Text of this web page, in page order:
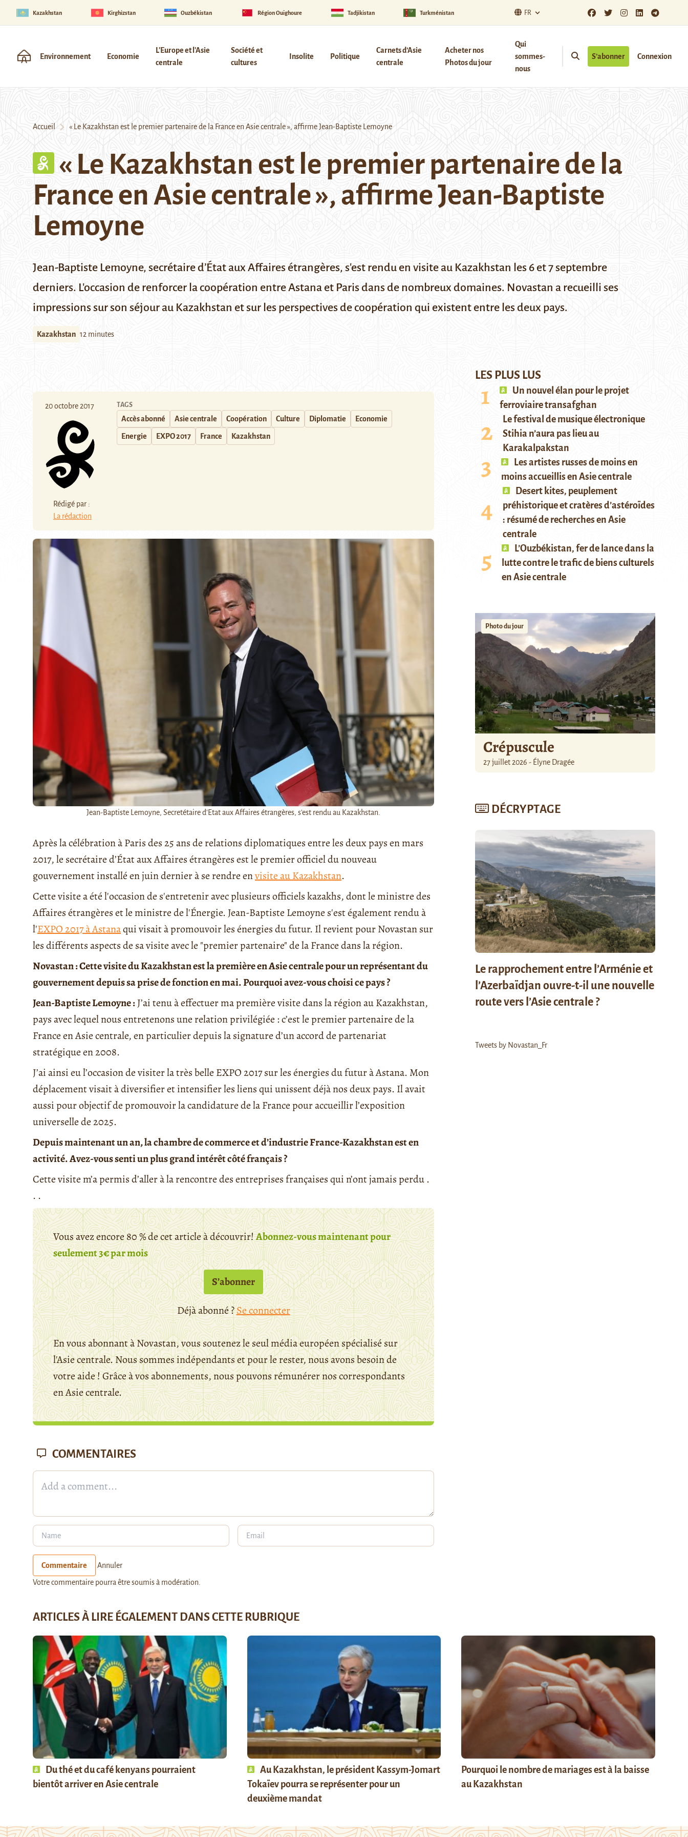
Kazakhstan Kirghizstan Ouzbékistan Région Ouïghoure Tadjikistan Turkménistan FR
Environnement Economie
L'Europe et l'Asie
centrale
Société et
cultures
Insolite Politique
Carnets d’Asie
centrale
Acheter nos
Photos du jour
Qui
sommes-
nous
S’abonner Connexion
Accueil « Le Kazakhstan est le premier partenaire de la France en Asie centrale », affirme Jean-Baptiste Lemoyne
« Le Kazakhstan est le premier partenaire de la
France en Asie centrale », affirme Jean-Baptiste
Lemoyne
Jean-Baptiste Lemoyne, secrétaire d’État aux Affaires étrangères, s'est rendu en visite au Kazakhstan les 6 et 7 septembre
derniers. L'occasion de renforcer la coopération entre Astana et Paris dans de nombreux domaines. Novastan a recueilli ses
impressions sur son séjour au Kazakhstan et sur les perspectives de coopération qui existent entre les deux pays.
Kazakhstan 12 minutes
20 octobre 2017
Rédigé par :
La rédaction
TAGS
Accès abonné Asie centrale Coopération Culture Diplomatie Economie
Energie EXPO 2017 France Kazakhstan
Jean-Baptiste Lemoyne, Secretétaire d'Etat aux Affaires étrangères, s'est rendu au Kazakhstan.
Après la célébration à Paris des 25 ans de relations diplomatiques entre les deux pays en mars
2017, le secrétaire d’État aux Affaires étrangères est le premier officiel du nouveau
gouvernement installé en juin dernier à se rendre envisite au Kazakhstan.
Cette visite a été l'occasion de s'entretenir avec plusieurs officiels kazakhs, dont le ministre des
Affaires étrangères et le ministre de l'Énergie. Jean-Baptiste Lemoyne s'est également rendu à
l'EXPO 2017 à Astanaqui visait à promouvoir les énergies du futur. Il revient pour Novastan sur
les différents aspects de sa visite avec le "premier partenaire" de la France dans la région.
Novastan : Cette visite du Kazakhstan est la première en Asie centrale pour un représentant du
gouvernement depuis sa prise de fonction en mai. Pourquoi avez-vous choisi ce pays ?
Jean-Baptiste Lemoyne :J’ai tenu à effectuer ma première visite dans la région au Kazakhstan,
pays avec lequel nous entretenons une relation privilégiée : c’est le premier partenaire de la
France en Asie centrale, en particulier depuis la signature d’un accord de partenariat
stratégique en 2008.
J’ai ainsi eu l’occasion de visiter la très belle EXPO 2017 sur les énergies du futur à Astana. Mon
déplacement visait à diversifier et intensifier les liens qui unissent déjà nos deux pays. Il avait
aussi pour objectif de promouvoir la candidature de la France pour accueillir l’exposition
universelle de 2025.
Depuis maintenant un an, la chambre de commerce et d’industrie France-Kazakhstan est en
activité. Avez-vous senti un plus grand intérêt côté français ?
Cette visite m’a permis d’aller à la rencontre des entreprises françaises qui n’ont jamais perdu .
. .
Vous avez encore 80 % de cet article à découvrir!Abonnez-vous maintenant pour
seulement 3€ par mois
S’abonner
Déjà abonné ?Se connecter
En vous abonnant à Novastan, vous soutenez le seul média européen spécialisé sur
l'Asie centrale. Nous sommes indépendants et pour le rester, nous avons besoin de
votre aide ! Grâce à vos abonnements, nous pouvons rémunérer nos correspondants
en Asie centrale.
LES PLUS LUS
Un nouvel élan pour le projet
ferroviaire transafghan
Le festival de musique électronique
Stihia n’aura pas lieu au
Karakalpakstan
Les artistes russes de moins en
moins accueillis en Asie centrale
Desert kites, peuplement
préhistorique et cratères d’astéroïdes
: résumé de recherches en Asie
centrale
L’Ouzbékistan, fer de lance dans la
lutte contre le trafic de biens culturels
en Asie centrale
Photo du jour
Crépuscule
27 juillet 2026 - Élyne Dragée
DÉCRYPTAGE
Le rapprochement entre l’Arménie et
l’Azerbaïdjan ouvre-t-il une nouvelle
route vers l’Asie centrale ?
Tweets by Novastan_Fr
COMMENTAIRES
Commentaire Annuler
Votre commentaire pourra être soumis à modération.
ARTICLES À LIRE ÉGALEMENT DANS CETTE RUBRIQUE
Du thé et du café kenyans pourraient
bientôt arriver en Asie centrale
Au Kazakhstan, le président Kassym-Jomart
Tokaïev pourra se représenter pour un
deuxième mandat
Pourquoi le nombre de mariages est à la baisse
au Kazakhstan